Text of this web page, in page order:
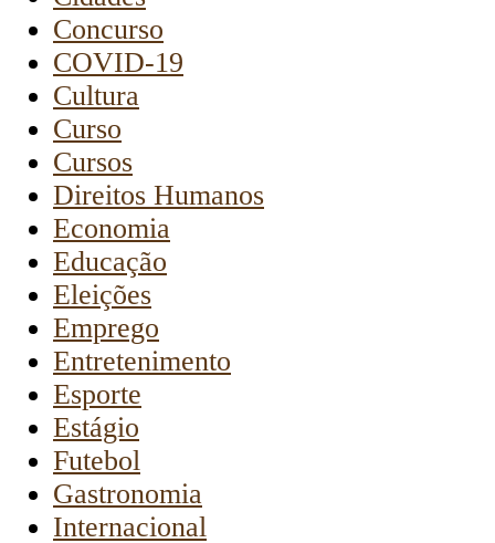
Concurso
COVID-19
Cultura
Curso
Cursos
Direitos Humanos
Economia
Educação
Eleições
Emprego
Entretenimento
Esporte
Estágio
Futebol
Gastronomia
Internacional